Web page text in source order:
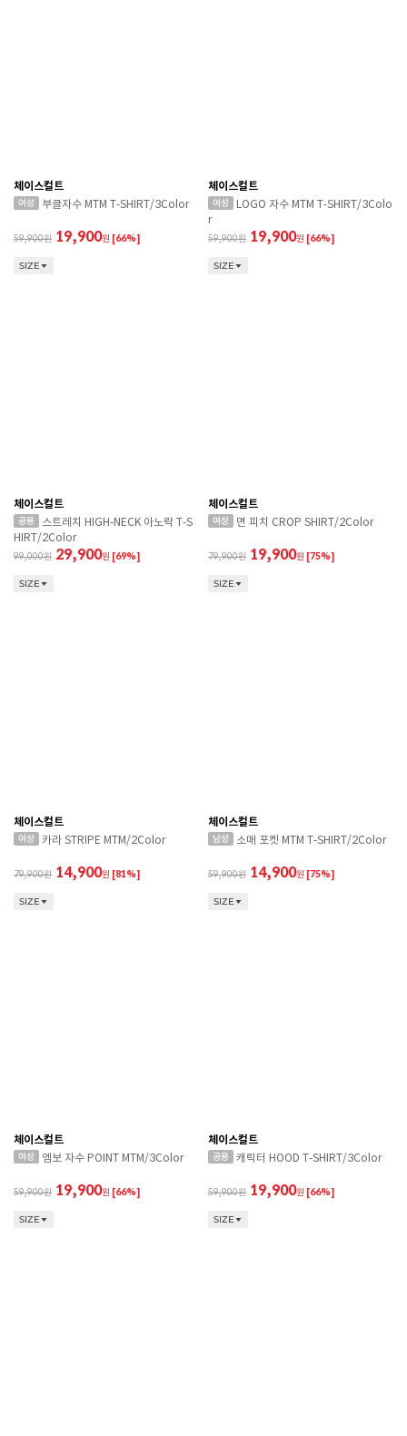
체이스컬트
부클자수 MTM T-SHIRT/3Color
59,900 19,900원 [66%]
SIZE
체이스컬트
LOGO 자수 MTM T-SHIRT/3Colo
r
59,900 19,900원 [66%]
SIZE
체이스컬트
스트레치 HIGH-NECK 아노락 T-S
HIRT/2Color
99,000 29,900원 [69%]
SIZE
체이스컬트
면 피치 CROP SHIRT/2Color
79,900 19,900원 [75%]
SIZE
체이스컬트
카라 STRIPE MTM/2Color
79,900 14,900원 [81%]
SIZE
체이스컬트
소매 포켓 MTM T-SHIRT/2Color
59,900 14,900원 [75%]
SIZE
체이스컬트
엠보 자수 POINT MTM/3Color
59,900 19,900원 [66%]
SIZE
체이스컬트
캐릭터 HOOD T-SHIRT/3Color
59,900 19,900원 [66%]
SIZE